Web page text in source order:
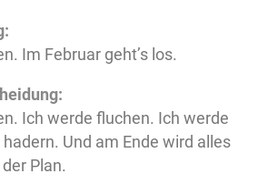
Im Februar geht’s los.
Ich werde fluchen. Ich werde
Und am Ende wird alles
Plan.